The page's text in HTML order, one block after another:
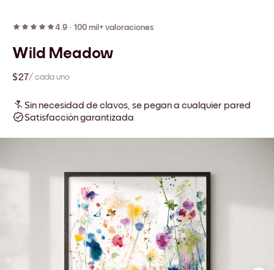
4.9 · 100 mil+ valoraciones
Wild Meadow
$27/ cada uno
Sin necesidad de clavos, se pegan a cualquier pared
Satisfacción garantizada